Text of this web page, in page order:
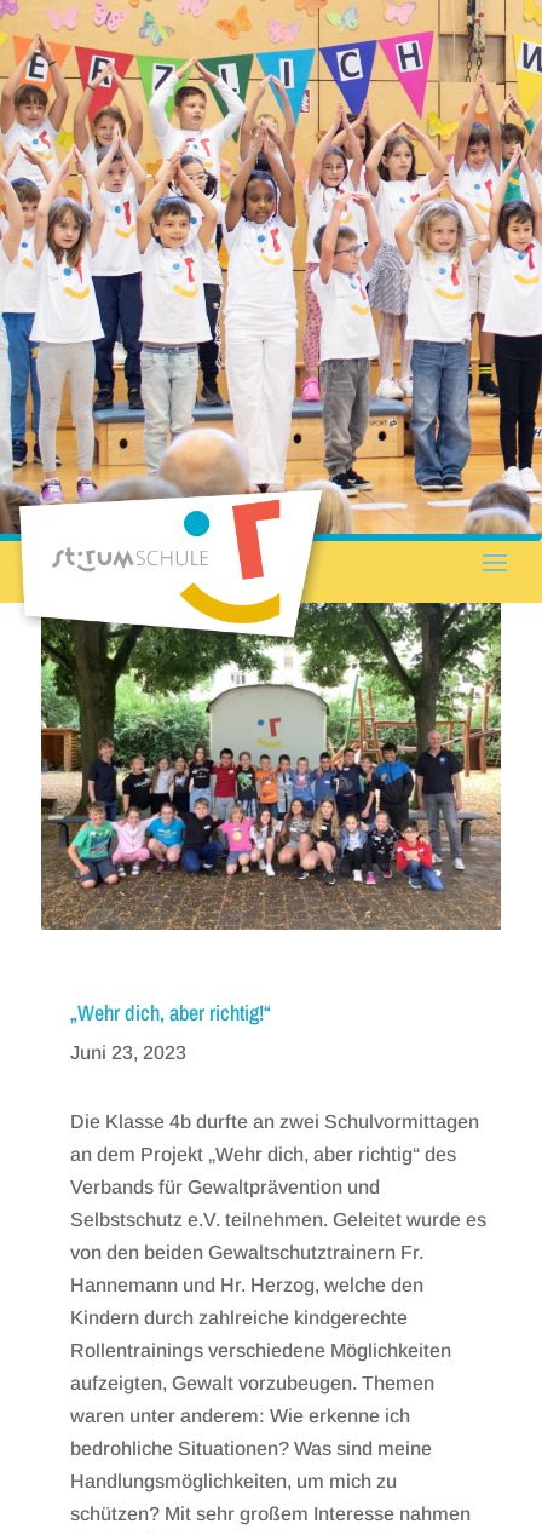
„Wehr dich, aber richtig!“
Juni 23, 2023
Die Klasse 4b durfte an zwei Schulvormittagen
an dem Projekt „Wehr dich, aber richtig“ des
Verbands für Gewaltprävention und
Selbstschutz e.V. teilnehmen. Geleitet wurde es
von den beiden Gewaltschutztrainern Fr.
Hannemann und Hr. Herzog, welche den
Kindern durch zahlreiche kindgerechte
Rollentrainings verschiedene Möglichkeiten
aufzeigten, Gewalt vorzubeugen. Themen
waren unter anderem: Wie erkenne ich
bedrohliche Situationen? Was sind meine
Handlungsmöglichkeiten, um mich zu
schützen? Mit sehr großem Interesse nahmen